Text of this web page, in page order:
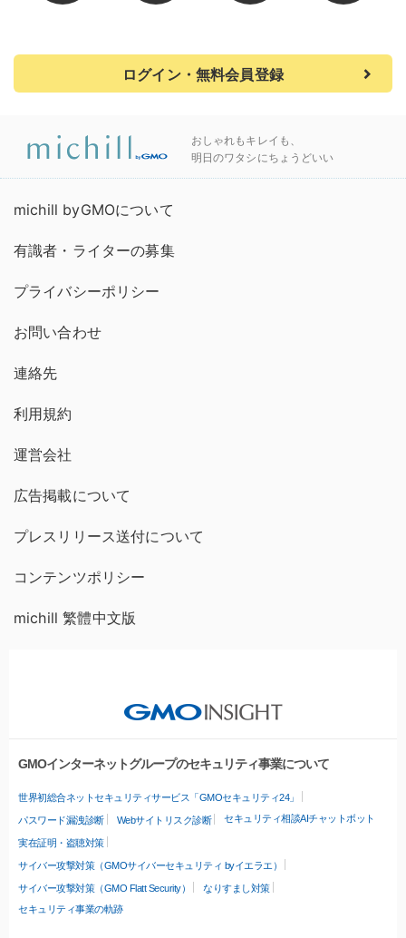
ログイン・無料会員登録
おしゃれもキレイも、
明日のワタシにちょうどいい
michill byGMOについて
有識者・ライターの募集
プライバシーポリシー
お問い合わせ
連絡先
利用規約
運営会社
広告掲載について
プレスリリース送付について
コンテンツポリシー
michill 繁體中文版
GMOインターネットグループのセキュリティ事業について
世界初総合ネットセキュリティサービス「GMOセキュリティ24」
パスワード漏洩診断 Webサイトリスク診断 セキュリティ相談AIチャットボット
実在証明・盗聴対策
サイバー攻撃対策（GMOサイバーセキュリティ byイエラエ）
サイバー攻撃対策（GMO Flatt Security）
なりすまし対策
セキュリティ事業の軌跡